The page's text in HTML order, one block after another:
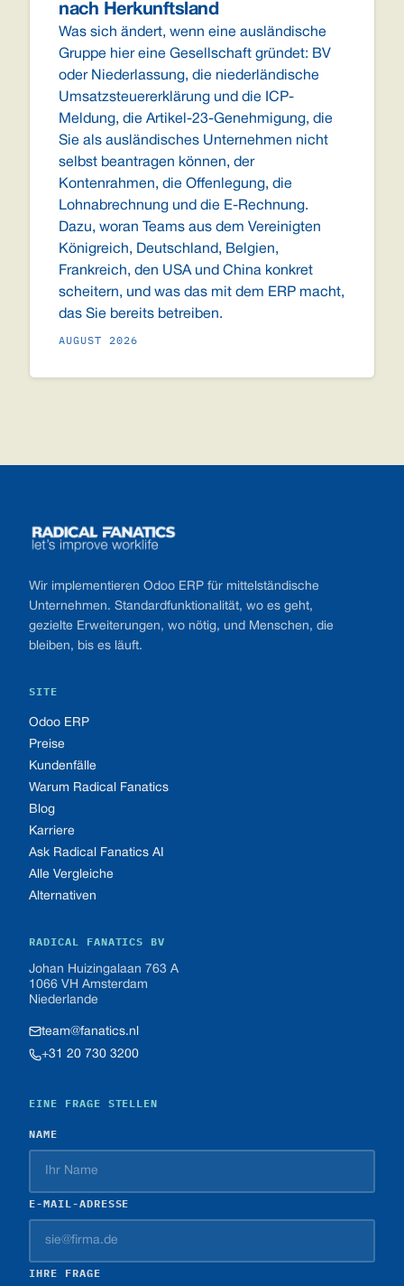
nach Herkunftsland
Was sich ändert, wenn eine ausländische
Gruppe hier eine Gesellschaft gründet: BV
oder Niederlassung, die niederländische
Umsatzsteuererklärung und die ICP-
Meldung, die Artikel-23-Genehmigung, die
Sie als ausländisches Unternehmen nicht
selbst beantragen können, der
Kontenrahmen, die Offenlegung, die
Lohnabrechnung und die E-Rechnung.
Dazu, woran Teams aus dem Vereinigten
Königreich, Deutschland, Belgien,
Frankreich, den USA und China konkret
scheitern, und was das mit dem ERP macht,
das Sie bereits betreiben.
AUGUST 2026
Wir implementieren Odoo ERP für mittelständische
Unternehmen. Standardfunktionalität, wo es geht,
gezielte Erweiterungen, wo nötig, und Menschen, die
bleiben, bis es läuft.
SITE
Odoo ERP
Preise
Kundenfälle
Warum Radical Fanatics
Blog
Karriere
Ask Radical Fanatics AI
Alle Vergleiche
Alternativen
RADICAL FANATICS BV
Johan Huizingalaan 763 A
1066 VH Amsterdam
Niederlande
team@fanatics.nl
+31 20 730 3200
EINE FRAGE STELLEN
NAME
E-MAIL-ADRESSE
IHRE FRAGE